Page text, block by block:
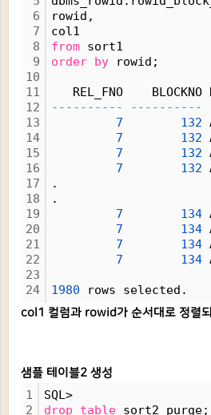
6
7
8
9
10
11
12
13
14
15
16
17
18
19
20
21
22
23
24
rowid,
col1
from sort1
order by rowid;
REL_FNO    BLOCKNO
----------
----------
7
132
7
132
7
132
7
132
.
.
7
134
7
134
7
134
7
134
1980 rows selected.
col1 컬럼과 rowid가 순서대로 정렬
샘플 테이블2 생성
1
2
SQL>
drop
table sort2 purge;